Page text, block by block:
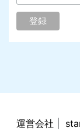
運営会社